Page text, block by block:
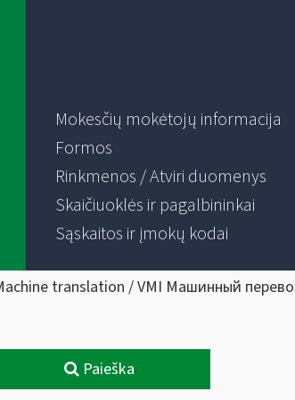
Mokesčių mokėtojų informacija
Formos
Rinkmenos / Atviri duomenys
Skaičiuoklės ir pagalbininkai
Sąskaitos ir įmokų kodai
translation / VMI Машинный
Paieška